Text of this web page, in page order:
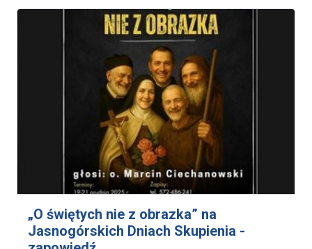
„O świętych nie z obrazka” na
Jasnogórskich Dniach Skupienia -